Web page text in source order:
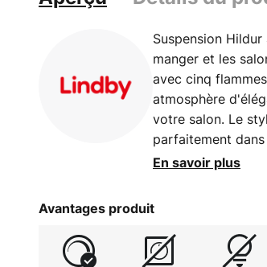
Suspension
manger et les
avec cinq
atmosphère
votre salon. Le
parfaitement
de mire dans
individuels et de
que le variateur
En savoir plus
Avantages produit